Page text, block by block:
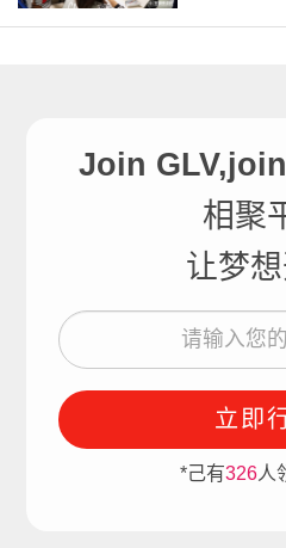
Join
相聚
让梦
立即
*己有326人